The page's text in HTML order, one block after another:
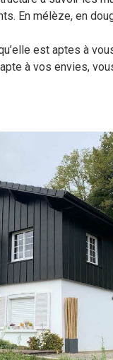
En mélèze, en
est aptes à
à vos envies,